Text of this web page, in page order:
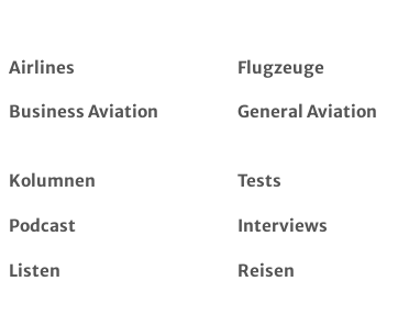
Airlines Flugzeuge
Business Aviation General Aviation
Kolumnen Tests
Podcast Interviews
Listen Reisen